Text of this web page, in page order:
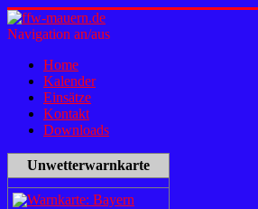
Navigation an/aus
Home
Kalender
Einsätze
Kontakt
Downloads
Unwetterwarnkarte